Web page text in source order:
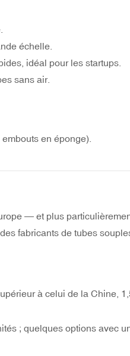
échelle.
idéal pour les startups.
sans air.
en éponge).
— et plus
fabricants de tubes
à celui de la Chine,
; quelques options avec